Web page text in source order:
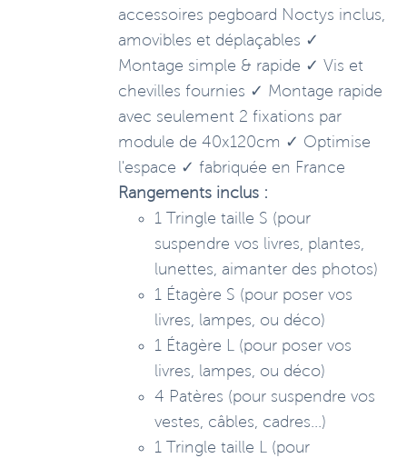
accessoires pegboard Noctys inclus,
amovibles et déplaçables ✓
Montage simple & rapide ✓ Vis et
chevilles fournies ✓ Montage rapide
avec seulement 2 fixations par
module de 40x120cm ✓ Optimise
l'espace ✓ fabriquée en France
Rangements inclus :
1 Tringle taille S (pour
suspendre vos livres, plantes,
lunettes, aimanter des photos)
1 Étagère S (pour poser vos
livres, lampes, ou déco)
1 Étagère L (pour poser vos
livres, lampes, ou déco)
4 Patères (pour suspendre vos
vestes, câbles, cadres...)
1 Tringle taille L (pour